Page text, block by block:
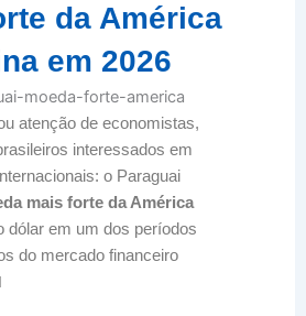
da América
em 2026
atenção de economistas,
interessados em
o Paraguai
mais forte da América
dólar em um dos períodos
do mercado financeiro